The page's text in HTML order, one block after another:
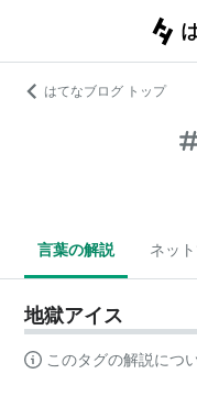
はてなブログ トップ
言葉の解説 ネッ
地獄アイス
このタグの解説につ